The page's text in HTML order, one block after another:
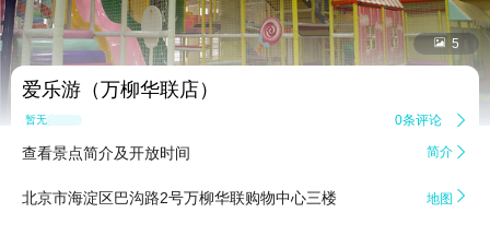
 5
爱乐游（万柳华联店）
暂无点评 0条评论 
查看景点简介及开放时间 简介 
北京市海淀区巴沟路2号万柳华联购物中心三楼 地图 